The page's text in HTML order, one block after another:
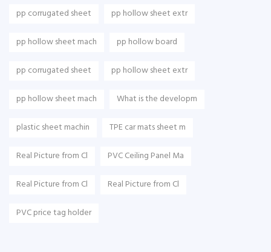
pp corrugated sheet pp hollow sheet extr
pp hollow sheet mach pp hollow board
pp corrugated sheet pp hollow sheet extr
pp hollow sheet mach What is the developm
plastic sheet machin TPE car mats sheet m
Real Picture from Cl PVC Ceiling Panel Ma
Real Picture from Cl Real Picture from Cl
PVC price tag holder